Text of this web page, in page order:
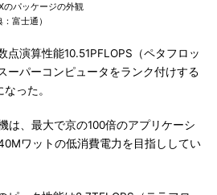
のパッケージの外観
：富士通）
演算性能10.51PFLOPS（ペタフロッ
ーパーコンピュータをランク付けする
った。
は、最大で京の100倍のアプリケーシ
ワットの低消費電力を目指ししてい